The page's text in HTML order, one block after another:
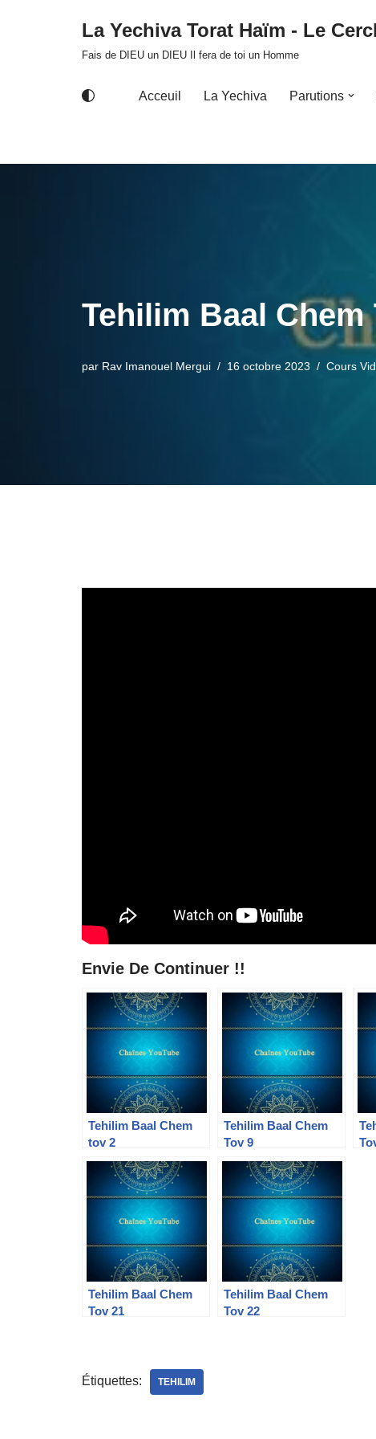
La Yechiva Torat Haïm - Le
Fais de DIEU un DIEU Il fera de toi un Homme
Acceuil La Yechiva Parutions
Tehilim Baal Chem
par Rav Imanouel Mergui 16 octobre 2023 Cours
Envie De Continuer !!
Tehilim Baal Chem
tov 2
Tehilim Baal Chem
Tov 9
Tehilim Baal Chem
Tov 21
Tehilim Baal Chem
Tov 22
Étiquettes: TEHILIM